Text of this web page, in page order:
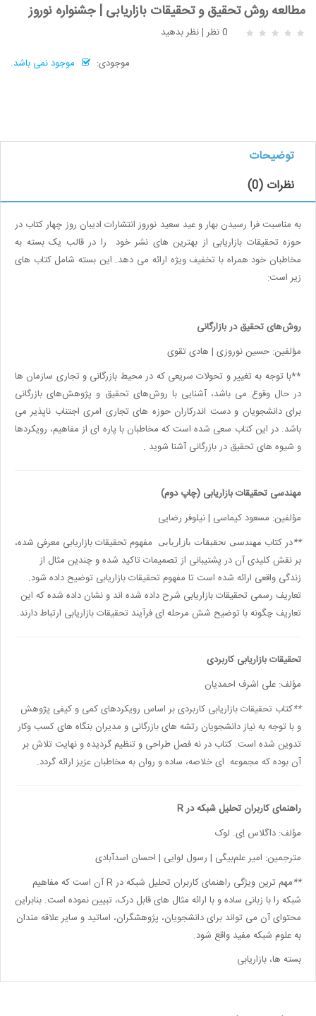
مطالعه روش تحقیق و تحقیقات بازاریابی | جشنواره نوروز
|نظر بدهید
موجودی:
موجود نمی باشد.
توضیحات
نظرات (0)
به مناسبت فرا رسیدن بهار و عید سعید نوروز انتشارات ادیبان روز چهار کتاب در
حوزه تحقیقات بازاریابی از بهترین های نشر خود را در قالب یک بسته به
مخاطبان خود همراه با تخفیف ویژه ارائه می دهد. این بسته شامل کتاب های
زیر است:
روش‌های تحقیق در بازارگانی
مؤلفین: حسین نوروزی | هادی تقوی
با توجه به تغییر و تحولات سریعی که در محیط بازرگانی و تجاری سازمان ها
در حال وقوع می باشد، آشنایی با روش‌های تحقیق و پژوهش‌های بازرگانی
برای دانشجویان و دست اندرکاران حوزه های تجاری امری اجتناب ناپذیر می
باشد. در این کتاب سعی شده است که مخاطبان با پاره ای از مفاهیم، رویکردها
و شیوه های تحقیق در بازرگانی آشنا شوید.
مهندسی تحقیقات بازاریابی (چاپ دوم)
مؤلفین: مسعود کیماسی | نیلوفر رضایی
در کتابمهندسی تحقیقات بازاریابی مفهوم تحقیقات بازاریابی معرفی شده،
بر نقش کلیدی آن در پشتیبانی از تصمیمات تاکید شده و چندین مثال از
زندگی واقعی ارائه شده است تا مفهوم تحقیقات بازاریابی توضیح داده شود.
تعاریف رسمی تحقیقات بازاریابی شرح داده شده اند و نشان داده شده که این
تعاریف چگونه با توضیح شش مرحله ای فرآیند تحقیقات بازاریابی ارتباط دارند.
تحقیقات بازاریابی کاربردی
مؤلف: علی‌ اشرف احمدیان
کتاب تحقیقات بازاریابی کاربردی بر اساس رویکردهای کمی و کیفی پژوهش
و با توجه به نیاز دانشجویان رتشه های بازرگانی و مدیران بنگاه های کسب وکار
تدوین شده است. کتاب در نه فصل طراحی و تنظیم گردیده و نهایت تلاش بر
آن بوده که مجموعه ای خلاصه، ساده و روان به مخاطبان عزیز ارائه گردد.
راهنمای کاربران تحلیل شبکه در R
مؤلف: داگلاس اِی. لوک
مترجمین: امیر علم‌بیگی | رسول لوایی | احسان اسدآبادی
مهم ترین ویژگیراهنمای کاربران تحلیل شبکه درR آن است که مفاهیم
شبکه را با زبانی ساده و با ارائه مثال های قابل درک، تبیین نموده است. بنابراین
محتوای آن می تواند برای دانشجویان، پژوهشگران، اساتید و سایر علاقه مندان
به علوم شبکه مفید واقع شود.
بسته ها، بازاریابی